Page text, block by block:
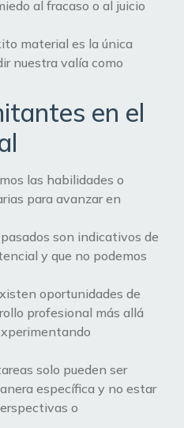
al fracaso o al juicio
material es la única
nuestra valía como
en el
las habilidades o
para avanzar en
son indicativos de
y que no podemos
oportunidades de
profesional más allá
solo pueden ser
específica y no estar
o